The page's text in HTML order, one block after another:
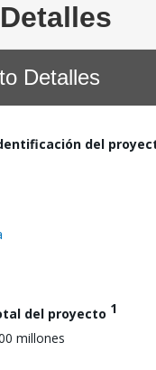
Detalles
del
del proyecto 1
millones